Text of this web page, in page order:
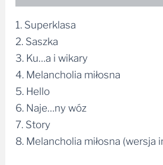
1. Superklasa
2. Saszka
3. Ku…a i wikary
4. Melancholia miłosna
5. Hello
6. Naje…ny wóz
7. Story
8. Melancholia miłosna (wersja